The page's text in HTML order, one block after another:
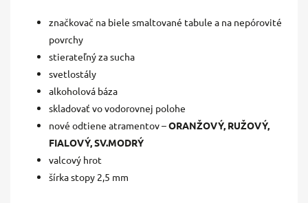
značkovač na biele smaltované tabule a na nepórovité
povrchy
stierateľný za sucha
svetlostály
alkoholová báza
skladovať vo vodorovnej polohe
nové odtiene atramentov –ORANŽOVÝ, RUŽOVÝ,
FIALOVÝ, SV.MODRÝ
valcový hrot
šírka stopy 2,5 mm